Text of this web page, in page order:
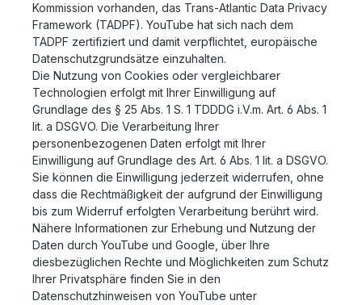
Kommission vorhanden, das Trans-Atlantic Data Privacy
Framework (TADPF). YouTube hat sich nach dem
TADPF zertifiziert und damit verpflichtet, europäische
Datenschutzgrundsätze einzuhalten.
Die Nutzung von Cookies oder vergleichbarer
Technologien erfolgt mit Ihrer Einwilligung auf
Grundlage des § 25 Abs. 1 S. 1 TDDDG i.V.m. Art. 6 Abs. 1
lit. a DSGVO. Die Verarbeitung Ihrer
personenbezogenen Daten erfolgt mit Ihrer
Einwilligung auf Grundlage des Art. 6 Abs. 1 lit. a DSGVO.
Sie können die Einwilligung jederzeit widerrufen, ohne
dass die Rechtmäßigkeit der aufgrund der Einwilligung
bis zum Widerruf erfolgten Verarbeitung berührt wird.
Nähere Informationen zur Erhebung und Nutzung der
Daten durch YouTube und Google, über Ihre
diesbezüglichen Rechte und Möglichkeiten zum Schutz
Ihrer Privatsphäre finden Sie in den
Datenschutzhinweisen von YouTube unter